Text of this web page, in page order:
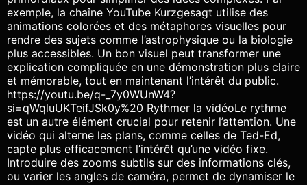
exemple, la chaîne YouTube Kurzgesagt utilise des
animations colorées et des métaphores visuelles pour
rendre des sujets comme l’astrophysique ou la biologie
plus accessibles. Un bon visuel peut transformer une
explication compliquée en une démonstration plus claire
et mémorable, tout en maintenant l’intérêt du public.
https://youtu.be/q-_7y0WUnW4?
si=qWqluUKTeifJSk0y%20 Rythmer la vidéoLe rythme
est un autre élément crucial pour retenir l’attention. Une
vidéo qui alterne les plans, comme celles de Ted-Ed,
capte plus efficacement l’intérêt qu’une vidéo fixe.
Introduire des zooms subtils sur des informations clés,
ou varier les angles de caméra, permet de dynamiser le